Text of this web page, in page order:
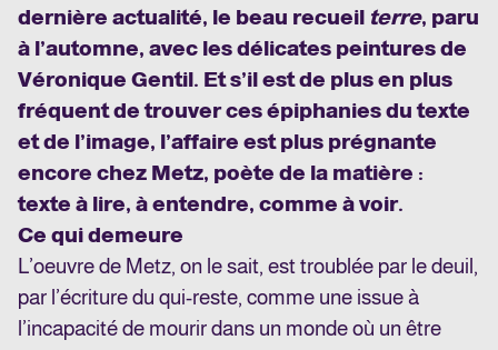
dernière actualité, le beau recueil terre, paru
à l’automne, avec les délicates peintures de
Véronique Gentil. Et s’il est de plus en plus
fréquent de trouver ces épiphanies du texte
et de l’image, l’affaire est plus prégnante
encore chez Metz, poète de la matière :
texte à lire, à entendre, comme à voir.
Ce qui demeure
L’oeuvre de Metz, on le sait, est troublée par le deuil,
par l’écriture du qui-reste, comme une issue à
l’incapacité de mourir dans un monde où un être